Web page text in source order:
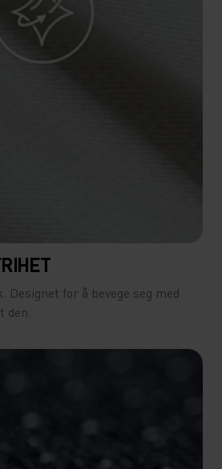
Designet for å bevege seg med
den.